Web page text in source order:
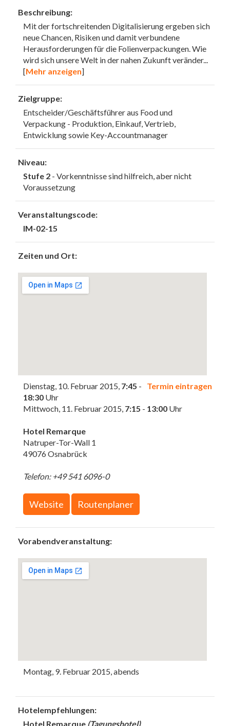
Beschreibung:
Mit der fortschreitenden Digitalisierung ergeben sich
neue Chancen, Risiken und damit verbundene
Herausforderungen für die Folienverpackungen. Wie
wird sich unsere Welt in der nahen Zukunft veränder...
[Mehr anzeigen]
Zielgruppe:
Entscheider/Geschäftsführer aus Food und
Verpackung - Produktion, Einkauf, Vertrieb,
Entwicklung sowie Key-Accountmanager
Niveau:
Stufe 2 - Vorkenntnisse sind hilfreich, aber nicht
Voraussetzung
Veranstaltungscode:
IM-02-15
Zeiten und Ort:
Termin eintragen
Dienstag, 10. Februar 2015, 7:45 -
18:30 Uhr
Mittwoch, 11. Februar 2015, 7:15 - 13:00 Uhr
Hotel Remarque
Natruper-Tor-Wall 1
49076 Osnabrück
Telefon: +49 541 6096-0
Website Routenplaner
Vorabendveranstaltung:
Montag, 9. Februar 2015, abends
Hotelempfehlungen:
Hotel Remarque (Tagungshotel)